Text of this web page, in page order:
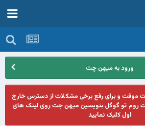
ورود به میهن چت
موقت و برای رفع برخی مشکلات از دسترس خارج
روم تو گوگل بنویسین میهن چت روی لینک های
اول کلیک نمایید